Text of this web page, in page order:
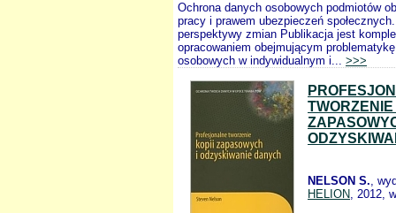
Ochrona danych osobowych podmiotów
pracy i prawem ubezpieczeń
perspektywy zmian Publikacja jest
opracowaniem obejmującym
osobowych w indywidualnym i... >>>
NELSON S.,
HELION, 2012,